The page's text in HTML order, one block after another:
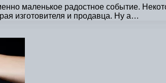
маленькое радостное событие.
изготовителя и продавца. Ну а…